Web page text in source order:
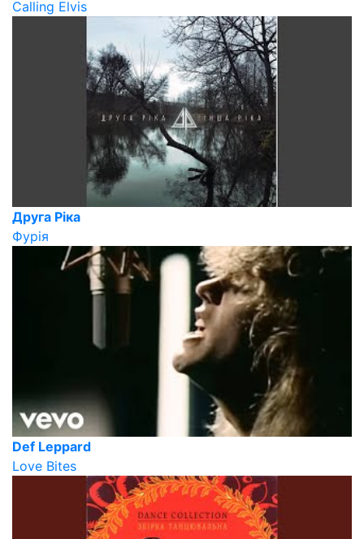
Calling Elvis
Друга Ріка
Фурія
Def Leppard
Love Bites